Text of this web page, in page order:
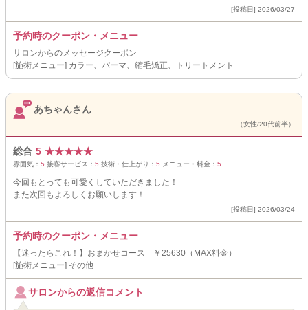
[投稿日] 2026/03/27
予約時のクーポン・メニュー
サロンからのメッセージクーポン
[施術メニュー] カラー、パーマ、縮毛矯正、トリートメント
あちゃんさん
（女性/20代前半）
総合 5 ★★★★★
雰囲気： 5 接客サービス： 5 技術・仕上がり： 5 メニュー・料金： 5
今回もとっても可愛くしていただきました！
また次回もよろしくお願いします！
[投稿日] 2026/03/24
予約時のクーポン・メニュー
【迷ったらこれ！】おまかせコース ￥25630（MAX料金）
[施術メニュー] その他
サロンからの返信コメント